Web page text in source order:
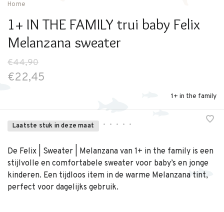
Home
1+ IN THE FAMILY trui baby Felix
Melanzana sweater
€44,90
€22,45
1+ in the family
Laatste stuk in deze maat • • • • •
De Felix | Sweater | Melanzana van 1+ in the family is een
stijlvolle en comfortabele sweater voor baby’s en jonge
kinderen. Een tijdloos item in de warme Melanzana tint,
perfect voor dagelijks gebruik.